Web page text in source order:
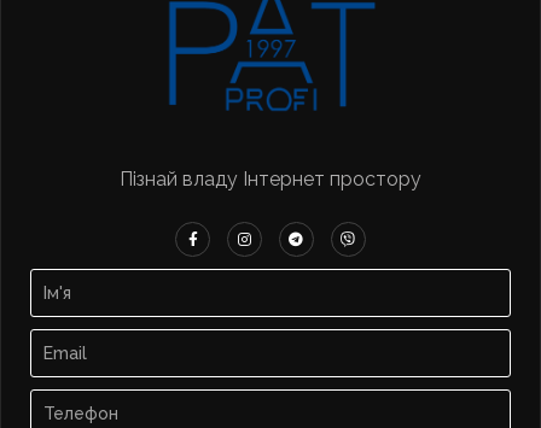
Пізнай владу Інтернет простору